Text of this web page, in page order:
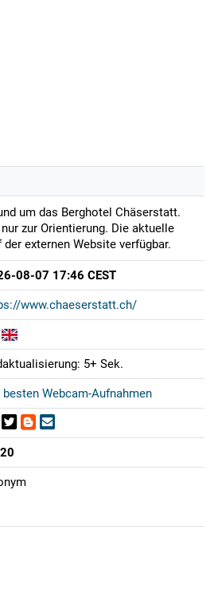
um das Berghotel Chäserstatt.
zur Orientierung. Die aktuelle
externen Website verfügbar.
08-07 17:46 CEST
www.chaeserstatt.ch/
5+ Sek.
besten Webcam-Aufnahmen